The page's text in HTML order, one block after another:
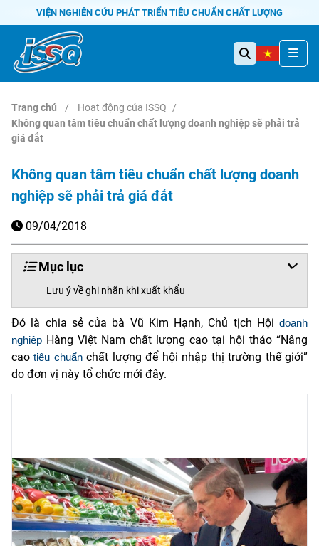
VIỆN NGHIÊN CỨU PHÁT TRIỂN TIÊU CHUẨN CHẤT LƯỢNG
Trang chủ
Hoạt động của ISSQ
Không quan tâm tiêu chuẩn chất lượng doanh nghiệp sẽ phải trả
giá đắt
Không quan tâm tiêu chuẩn chất lượng doanh
nghiệp sẽ phải trả giá đắt
09/04/2018
Mục lục
Lưu ý về ghi nhãn khi xuất khẩu
Đó là chia sẻ của bà Vũ Kim Hạnh, Chủ tịch Hội doanh
nghiệp Hàng Việt Nam chất lượng cao tại hội thảo “Nâng
cao tiêu chuẩnchất lượng để hội nhập thị trường thế giới”
do đơn vị này tổ chức mới đây.